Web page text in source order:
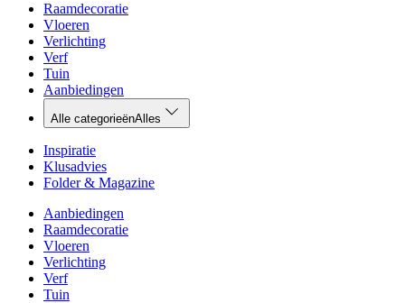
Raamdecoratie
Vloeren
Verlichting
Verf
Tuin
Aanbiedingen
Alle categorieënAlles
Inspiratie
Klusadvies
Folder & Magazine
Aanbiedingen
Raamdecoratie
Vloeren
Verlichting
Verf
Tuin